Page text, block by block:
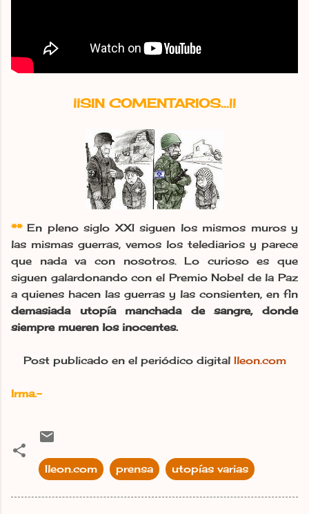
¡¡SIN COMENTARIOS...!!
** En pleno siglo XXI siguen los mismos muros y
las mismas guerras, vemos los telediarios y parece
que nada va con nosotros. Lo curioso es que
siguen galardonando con el Premio Nobel de la Paz
a quienes hacen las guerras y las consienten, en fin
demasiada utopía manchada de sangre, donde
siempre mueren los inocentes.
Post publicado en el periódico digital Ileon.com
Irma.-
Ileon.com prensa utopías varias